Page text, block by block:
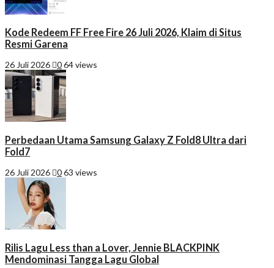
Kode Redeem FF Free Fire 26 Juli 2026, Klaim di Situs
Resmi Garena
26 Juli 2026 064 views
Perbedaan Utama Samsung Galaxy Z Fold8 Ultra dari
Fold7
26 Juli 2026 063 views
Rilis Lagu Less than a Lover, Jennie BLACKPINK
Mendominasi Tangga Lagu Global